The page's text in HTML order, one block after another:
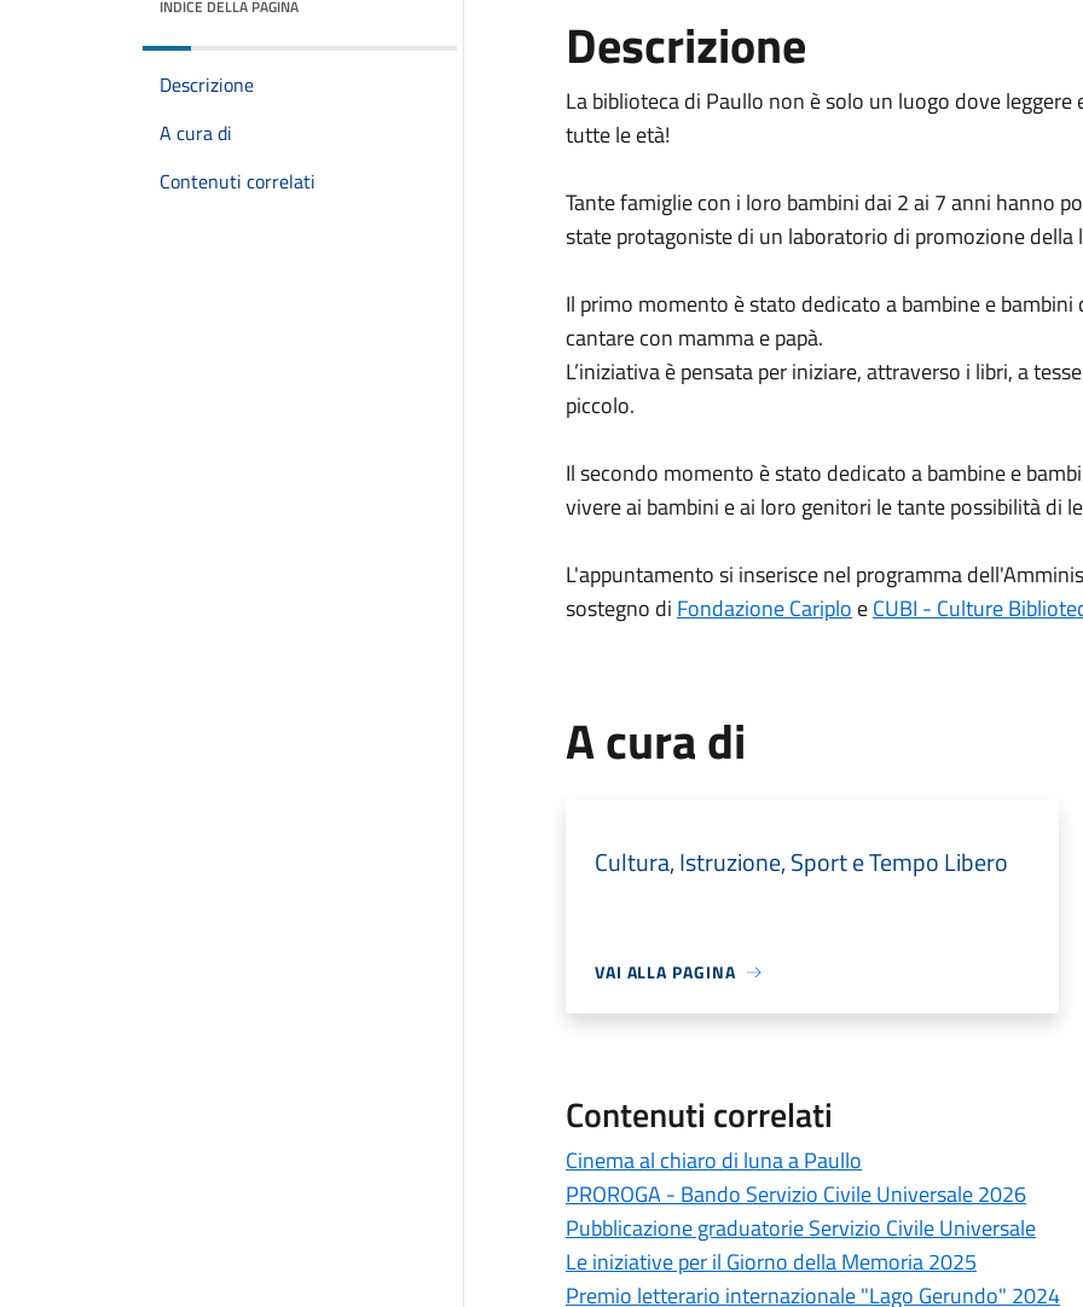
INDICE DELLA PAGINA
Descrizione
A cura di
Contenuti correlati
Descrizione
La biblioteca di Paullo non è solo un luogo dove
tutte le età!
Tante famiglie con i loro bambini dai 2 ai 7 anni hanno
state protagoniste di un laboratorio di promozione della
Il primo momento è stato dedicato a bambine e
cantare con mamma e papà.
L’iniziativa è pensata per iniziare, attraverso i libri, a
piccolo.
Il secondo momento è stato dedicato a bambine e
vivere ai bambini e ai loro genitori le tante possibilità di
L'appuntamento si inserisce nel programma
sostegno di Fondazione Cariplo eCUBI - Culture
A cura di
Cultura, Istruzione, Sport e Tempo Libero
VAI ALLA PAGINA
Contenuti correlati
Cinema al chiaro di luna a Paullo
PROROGA - Bando Servizio Civile Universale 2026
Pubblicazione graduatorie Servizio Civile Universale
Le iniziative per il Giorno della Memoria 2025
Premio letterario internazionale "Lago Gerundo" 2024